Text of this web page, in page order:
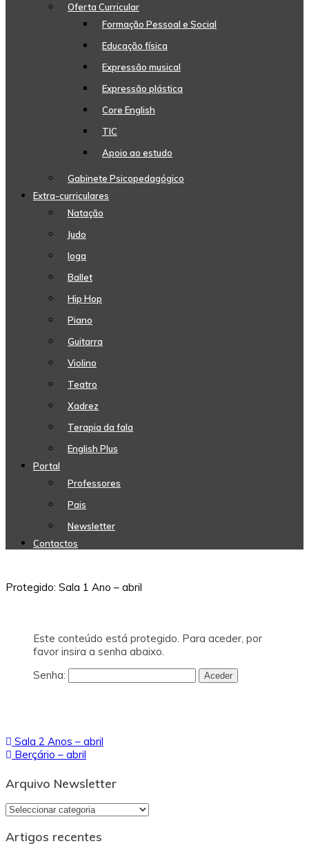
Oferta Curricular
Formação Pessoal e Social
Educação física
Expressão musical
Expressão plástica
Core English
TIC
Apoio ao estudo
Gabinete Psicopedagógico
Extra-curriculares
Natação
Judo
Ioga
Ballet
Hip Hop
Piano
Guitarra
Violino
Teatro
Xadrez
Terapia da fala
English Plus
Portal
Professores
Pais
Newsletter
Contactos
Protegido: Sala 1 Ano – abril
Este conteúdo está protegido. Para aceder, por
favor insira a senha abaixo.
Senha:
Navegação
de
artigos
Sala 2 Anos – abril
Berçário – abril
Arquivo Newsletter
Arquivo
Artigos recentes